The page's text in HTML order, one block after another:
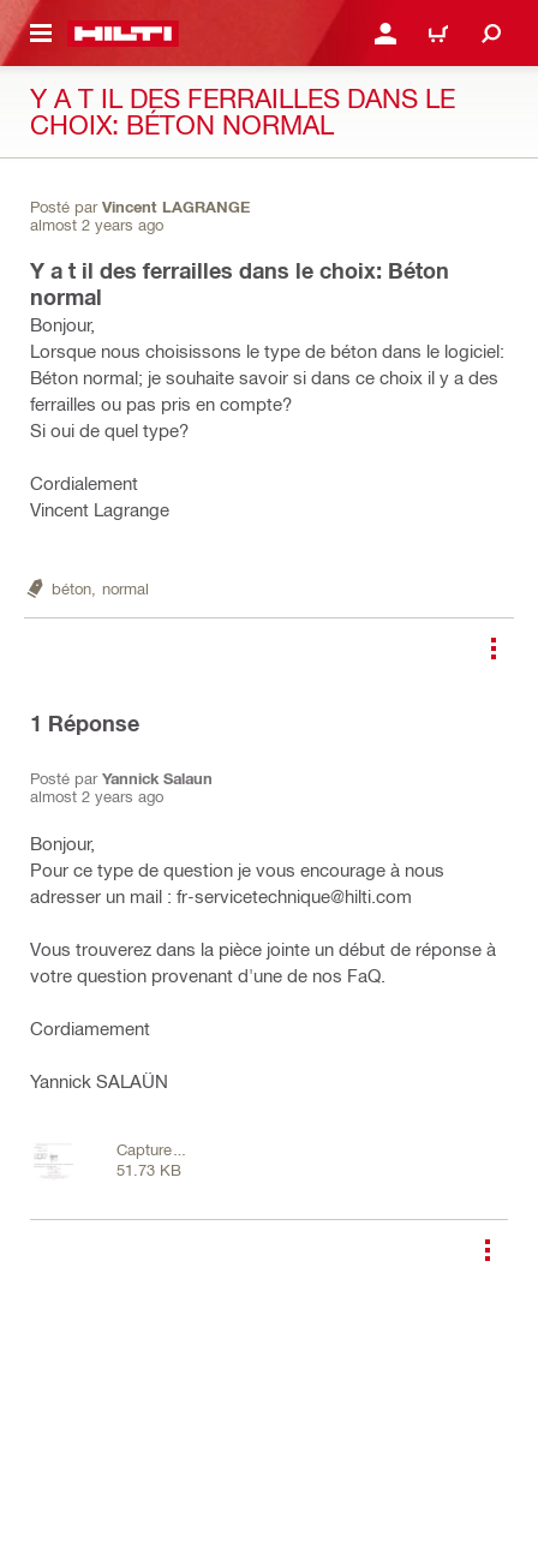
SE CONNECTER OU
PANIER
Y A T IL DES FERRAILLES DANS LE
CHOIX: BÉTON NORMAL
Posté par Vincent LAGRANGE
almost 2 years ago
Y a t il des ferrailles dans le choix: Béton
normal
Bonjour,
Lorsque nous choisissons le type de béton dans le logiciel:
Béton normal; je souhaite savoir si dans ce choix il y a des
ferrailles ou pas pris en compte?
Si oui de quel type?
Cordialement
Vincent Lagrange
béton, normal
1 Réponse
Posté par Yannick Salaun
almost 2 years ago
Bonjour,
Pour ce type de question je vous encourage à nous
adresser un mail : fr-servicetechnique@hilti.com
Vous trouverez dans la pièce jointe un début de réponse à
votre question provenant d'une de nos FaQ.
Cordiamement
Yannick SALAÜN
Capture
1.JPG
51.73 KB